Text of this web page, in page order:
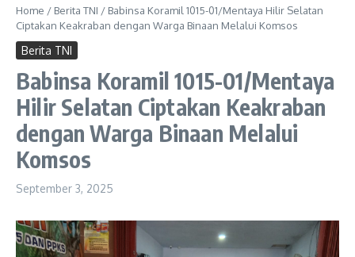
Home / Berita TNI / Babinsa Koramil 1015-01/Mentaya Hilir Selatan
Ciptakan Keakraban dengan Warga Binaan Melalui Komsos
Berita TNI
Babinsa Koramil 1015-01/Mentaya
Hilir Selatan Ciptakan Keakraban
dengan Warga Binaan Melalui
Komsos
September 3, 2025